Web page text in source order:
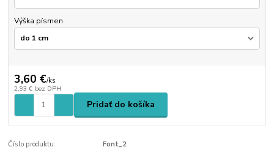
Výška písmen
3,60 €/ks
2,93 € bez DPH
Pridať do košíka
Číslo produktu: Font_2